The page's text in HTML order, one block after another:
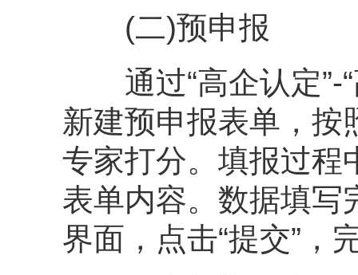
(二)预申报
通过“高企认定”-“
新建预申报表单，按
专家打分。填报过程
表单内容。数据填写
界面，点击“提交”，